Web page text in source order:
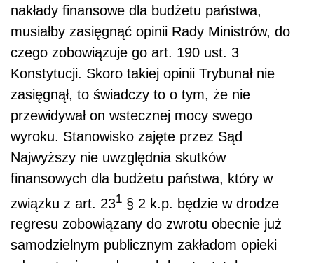
nakłady finansowe dla budżetu państwa,
musiałby zasięgnąć opinii Rady Ministrów, do
czego zobowiązuje go art. 190 ust. 3
Konstytucji. Skoro takiej opinii Trybunał nie
zasięgnął, to świadczy to o tym, że nie
przewidywał on wstecznej mocy swego
wyroku. Stanowisko zajęte przez Sąd
Najwyższy nie uwzględnia skutków
finansowych dla budżetu państwa, który w
związku z art. 231 § 2 k.p. będzie w drodze
regresu zobowiązany do zwrotu obecnie już
samodzielnym publicznym zakładom opieki